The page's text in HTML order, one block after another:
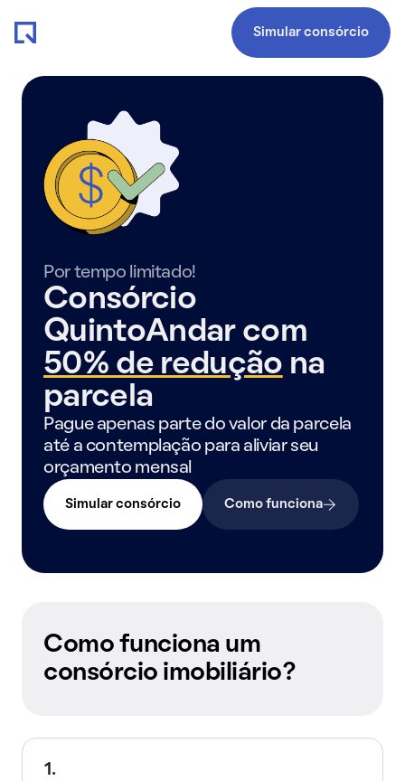
Simular consórcio
Por tempo limitado!
Consórcio
QuintoAndar com
50% de redução na
parcela
Pague apenas parte do valor da parcela
até a contemplação para aliviar seu
orçamento mensal
Simular consórcio Como funciona
Como funciona um
consórcio imobiliário?
1.